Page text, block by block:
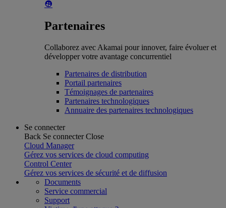
Partenaires
Collaborez avec Akamai pour innover, faire évoluer et
développer votre avantage concurrentiel
Partenaires de distribution
Portail partenaires
Témoignages de partenaires
Partenaires technologiques
Annuaire des partenaires technologiques
Se connecter
Back Se connecter Close
Cloud Manager
Gérez vos services de cloud computing
Control Center
Gérez vos services de sécurité et de diffusion
Documents
Service commercial
Support